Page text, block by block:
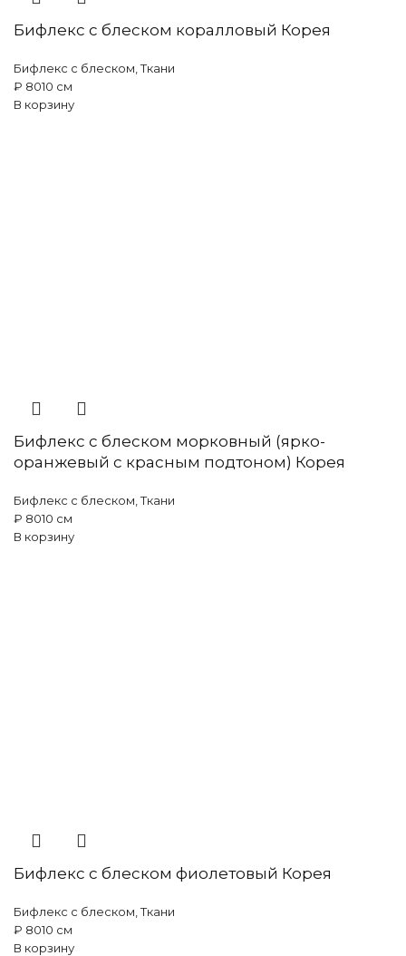
Бифлекс с блеском коралловый Корея
Бифлекс с блеском ,Ткани
₽ 8010 см
В корзину
Бифлекс с блеском морковный (ярко-
оранжевый с красным подтоном) Корея
Бифлекс с блеском ,Ткани
₽ 8010 см
В корзину
Бифлекс с блеском фиолетовый Корея
Бифлекс с блеском ,Ткани
₽ 8010 см
В корзину